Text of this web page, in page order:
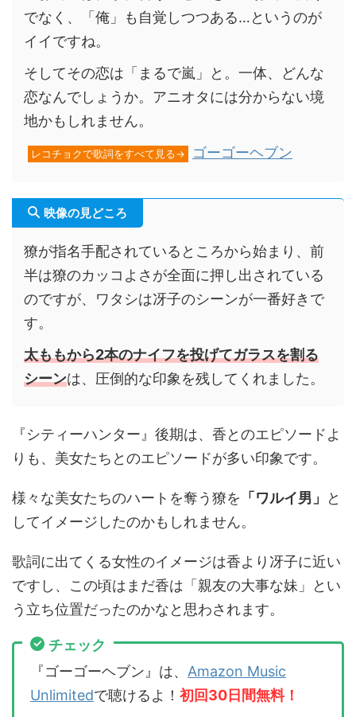
でなく、「俺」も自覚しつつある…というのが
イイですね。
そしてその恋は「まるで嵐」と。一体、どんな
恋なんでしょうか。アニオタには分からない境
地かもしれません。
レコチョクで歌詞をすべて見る→ ゴーゴーヘブン
映像の見どころ
獠が指名手配されているところから始まり、前
半は獠のカッコよさが全面に押し出されている
のですが、ワタシは冴子のシーンが一番好きで
す。
太ももから2本のナイフを投げてガラスを割る
シーンは、圧倒的な印象を残してくれました。
『シティーハンター』後期は、香とのエピソードよ
りも、美女たちとのエピソードが多い印象です。
様々な美女たちのハートを奪う獠を 「ワルイ男」
と
してイメージしたのかもしれません。
歌詞に出てくる女性のイメージは香より冴子に近い
ですし、この頃はまだ香は「親友の大事な妹」とい
う立ち位置だったのかなと思わされます。
チェック
『ゴーゴーヘブン』は、 Amazon Music
Unlimitedで聴けるよ！ 初回30日間無料！